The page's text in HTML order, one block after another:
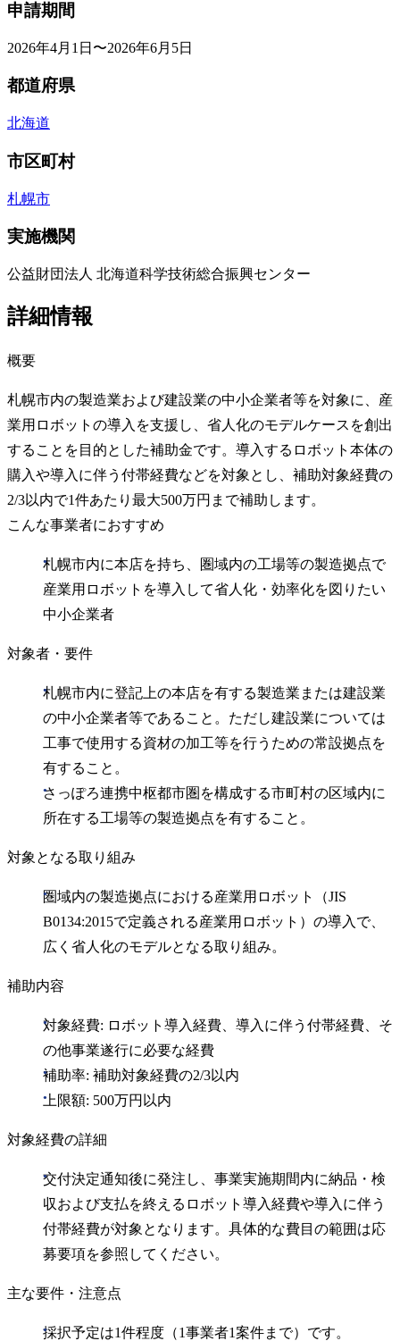
申請期間
2026年4月1日〜2026年6月5日
都道府県
北海道
市区町村
札幌市
実施機関
公益財団法人 北海道科学技術総合振興センター
詳細情報
概要
札幌市内の製造業および建設業の中小企業者等を対象に、産
業用ロボットの導入を支援し、省人化のモデルケースを創出
することを目的とした補助金です。導入するロボット本体の
購入や導入に伴う付帯経費などを対象とし、補助対象経費の
2/3以内で1件あたり最大500万円まで補助します。
こんな事業者におすすめ
札幌市内に本店を持ち、圏域内の工場等の製造拠点で
産業用ロボットを導入して省人化・効率化を図りたい
中小企業者
対象者・要件
札幌市内に登記上の本店を有する製造業または建設業
の中小企業者等であること。ただし建設業については
工事で使用する資材の加工等を行うための常設拠点を
有すること。
さっぽろ連携中枢都市圏を構成する市町村の区域内に
所在する工場等の製造拠点を有すること。
対象となる取り組み
圏域内の製造拠点における産業用ロボット（JIS
B0134:2015で定義される産業用ロボット）の導入で、
広く省人化のモデルとなる取り組み。
補助内容
対象経費: ロボット導入経費、導入に伴う付帯経費、そ
の他事業遂行に必要な経費
補助率: 補助対象経費の2/3以内
上限額: 500万円以内
対象経費の詳細
交付決定通知後に発注し、事業実施期間内に納品・検
収および支払を終えるロボット導入経費や導入に伴う
付帯経費が対象となります。具体的な費目の範囲は応
募要項を参照してください。
主な要件・注意点
採択予定は1件程度（1事業者1案件まで）です。